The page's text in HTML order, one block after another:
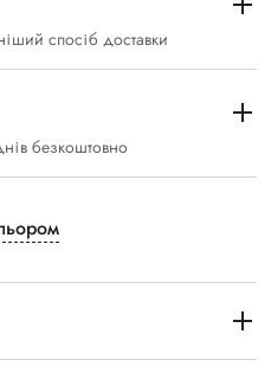
спосіб доставки
безкоштовно